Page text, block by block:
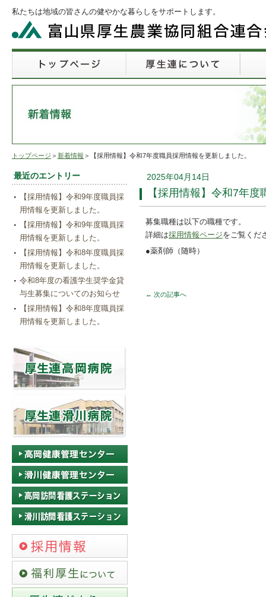
私たちは地域の皆さんの健やかな暮らしをサポートします。
トップページ ＞ 新着情報 ＞【採用情報】令和7年度職員採用情報を更新しました。
2025年04月14日
【採用情報】令和7年
募集職種は以下の職種です。
詳細は採用情報ページをご覧くだ
●薬剤師（随時）
← 次の記事へ
最近のエントリー
【採用情報】令和9年度職員採
用情報を更新しました。
【採用情報】令和9年度職員採
用情報を更新しました。
【採用情報】令和8年度職員採
用情報を更新しました。
令和8年度の看護学生奨学金貸
与生募集についてのお知らせ
【採用情報】令和8年度職員採
用情報を更新しました。